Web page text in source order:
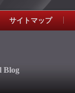
サイトマップ
Blog